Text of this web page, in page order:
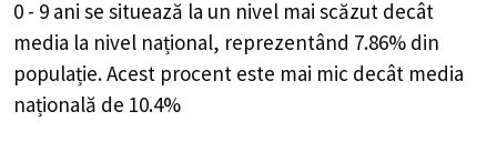
0 - 9 ani se situează la un nivel mai scăzut decât
media la nivel național, reprezentând 7.86% din
populație. Acest procent este mai mic decât media
națională de 10.4%